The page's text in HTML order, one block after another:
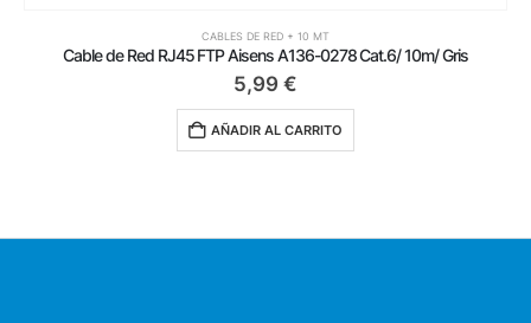
CABLES DE RED + 10 MT
3,79
AÑADIR AL CARRITO